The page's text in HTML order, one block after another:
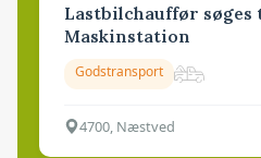
Lastbilchauffør søges
Maskinstation
Godstransport
4700, Næstved